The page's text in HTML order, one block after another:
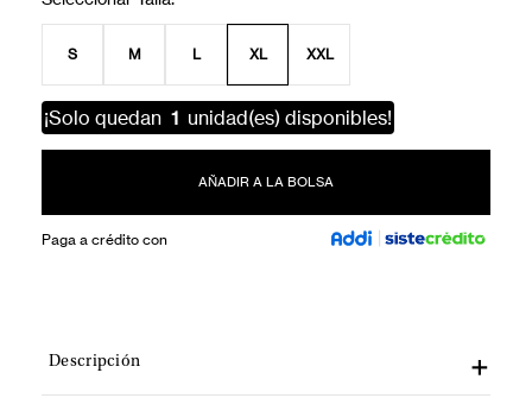
S M L XL XXL
¡Solo quedan 1 unidad(es) disponibles!
AÑADIR A LA BOLSA
Paga a crédito con
Descripción